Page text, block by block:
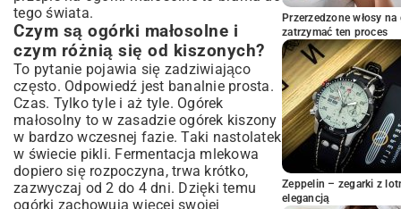
Akcesoria kuchenne, które ułatwią
przygotowanie
Przepis krok po kroku na idealne ogórki
małosolne
Przygotowanie ogórków i zalewy
Proces kiszenia – ile czasu potrzebują
ogórki?
Najczęstsze błędy i jak ich unikać
Wariacje na temat ogórków małosolnych
– odkryj nowe smaki
Ogórki małosolne z chili, czosnkiem czy
tego świata.
Czym są ogórki małosolne i
czym różnią się od kiszonych?
To pytanie pojawia się zadziwiająco
często. Odpowiedź jest banalnie prosta.
Czas. Tylko tyle i aż tyle. Ogórek
małosolny to w zasadzie ogórek kiszony
w bardzo wczesnej fazie. Taki nastolatek
w świecie pikli. Fermentacja mlekowa
dopiero się rozpoczyna, trwa krótko,
zazwyczaj od 2 do 4 dni. Dzięki temu
ogórki zachowują więcej swojej
Przerzedzone włosy
zatrzymać ten proces
Zeppelin – zegarki z
elegancją